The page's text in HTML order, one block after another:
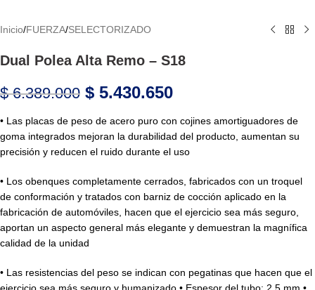
Inicio/FUERZA/SELECTORIZADO
Dual Polea Alta Remo – S18
$6.389.000 $ 5.430.650
• Las placas de peso de acero puro con cojines amortiguadores de
goma integrados mejoran la durabilidad del producto, aumentan su
precisión y reducen el ruido durante el uso
• Los obenques completamente cerrados, fabricados con un troquel
de conformación y tratados con barniz de cocción aplicado en la
fabricación de automóviles, hacen que el ejercicio sea más seguro,
aportan un aspecto general más elegante y demuestran la magnífica
calidad de la unidad
• Las resistencias del peso se indican con pegatinas que hacen que el